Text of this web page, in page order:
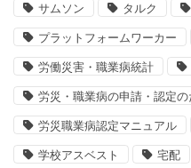
サムソン タルク
プラットフォームワーカー
労働災害・職業病統計
労災・職業病の申請・認定の
労災職業病認定マニュアル
学校アスベスト 宅配